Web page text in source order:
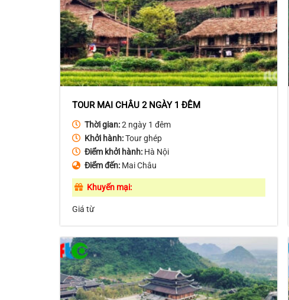
TOUR MAI CHÂU 2 NGÀY 1 ĐÊM
Thời gian:2 ngày 1 đêm
Khởi hành:Tour ghép
Điểm khởi hành:Hà Nội
Điểm đến:Mai Châu
Khuyến mại:
Giá từ